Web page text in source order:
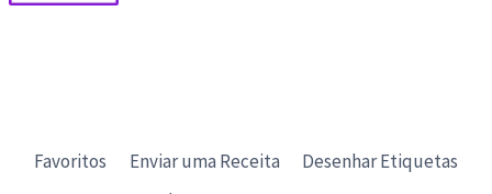
Favoritos Enviar uma Receita
Desenhar Etiquetas